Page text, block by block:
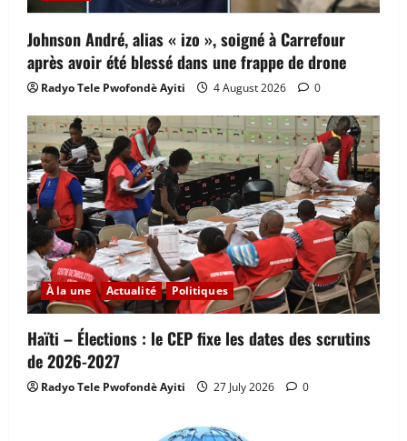
Johnson André, alias « izo », soigné à Carrefour
après avoir été blessé dans une frappe de drone
Radyo Tele Pwofondè Ayiti 4 August 2026 0
À la une Actualité Politiques
Haïti – Élections : le CEP fixe les dates des scrutins
de 2026-2027
Radyo Tele Pwofondè Ayiti 27 July 2026 0